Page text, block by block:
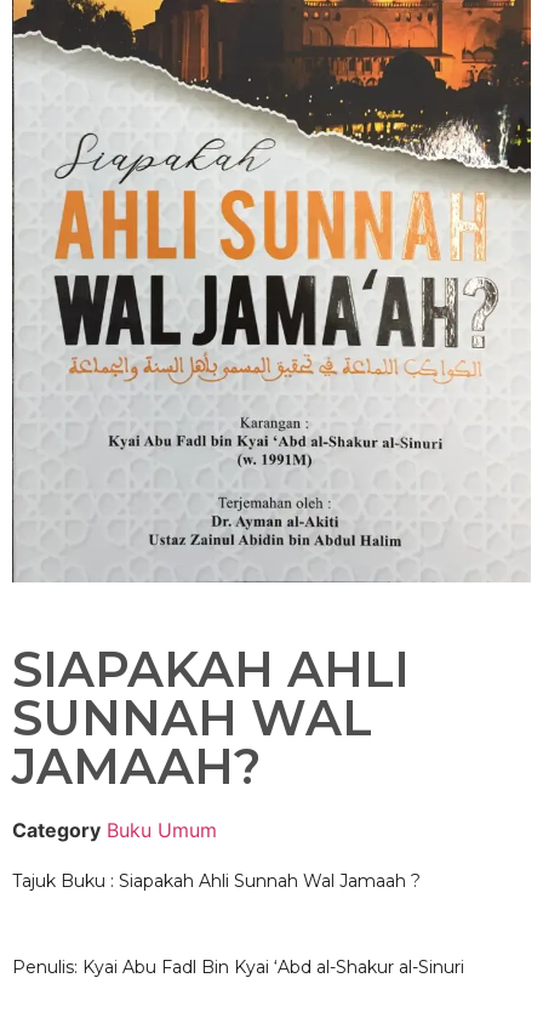
SIAPAKAH AHLI
SUNNAH WAL
JAMAAH?
Category Buku Umum
Tajuk Buku : Siapakah Ahli Sunnah Wal Jamaah ?
Penulis: Kyai Abu Fadl Bin Kyai ‘Abd al-Shakur al-Sinuri